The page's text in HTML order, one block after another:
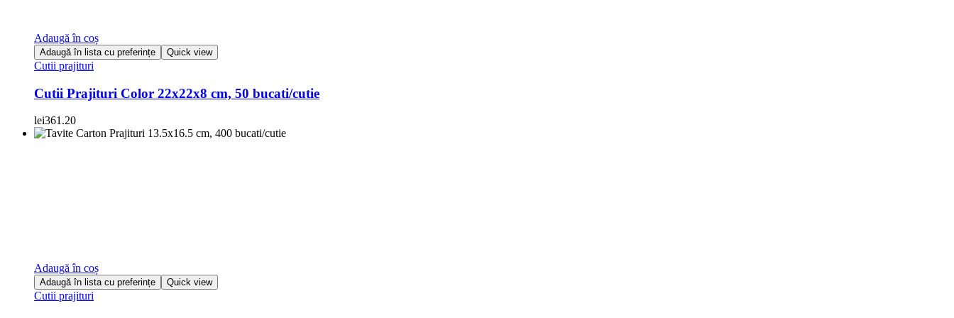
Adaugă în coș
Adaugă în lista cu preferințe Quick view
Cutii prajituri
Cutii Prajituri Color 22x22x8 cm, 50 bucati/cutie
lei361.20
Adaugă în coș
Adaugă în lista cu preferințe Quick view
Cutii prajituri